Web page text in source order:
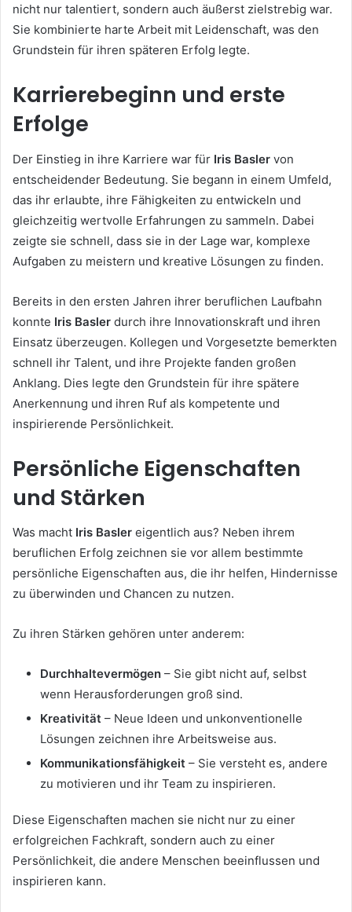
nicht nur talentiert, sondern auch äußerst zielstrebig war.
Sie kombinierte harte Arbeit mit Leidenschaft, was den
Grundstein für ihren späteren Erfolg legte.
Karrierebeginn und erste
Erfolge
Der Einstieg in ihre Karriere war für Iris Basler von
entscheidender Bedeutung. Sie begann in einem Umfeld,
das ihr erlaubte, ihre Fähigkeiten zu entwickeln und
gleichzeitig wertvolle Erfahrungen zu sammeln. Dabei
zeigte sie schnell, dass sie in der Lage war, komplexe
Aufgaben zu meistern und kreative Lösungen zu finden.
Bereits in den ersten Jahren ihrer beruflichen Laufbahn
konnte Iris Basler durch ihre Innovationskraft und ihren
Einsatz überzeugen. Kollegen und Vorgesetzte bemerkten
schnell ihr Talent, und ihre Projekte fanden großen
Anklang. Dies legte den Grundstein für ihre spätere
Anerkennung und ihren Ruf als kompetente und
inspirierende Persönlichkeit.
Persönliche Eigenschaften
und Stärken
Was macht Iris Basler eigentlich aus? Neben ihrem
beruflichen Erfolg zeichnen sie vor allem bestimmte
persönliche Eigenschaften aus, die ihr helfen, Hindernisse
zu überwinden und Chancen zu nutzen.
Zu ihren Stärken gehören unter anderem:
Durchhaltevermögen – Sie gibt nicht auf, selbst
wenn Herausforderungen groß sind.
Kreativität – Neue Ideen und unkonventionelle
Lösungen zeichnen ihre Arbeitsweise aus.
Kommunikationsfähigkeit – Sie versteht es, andere
zu motivieren und ihr Team zu inspirieren.
Diese Eigenschaften machen sie nicht nur zu einer
erfolgreichen Fachkraft, sondern auch zu einer
Persönlichkeit, die andere Menschen beeinflussen und
inspirieren kann.